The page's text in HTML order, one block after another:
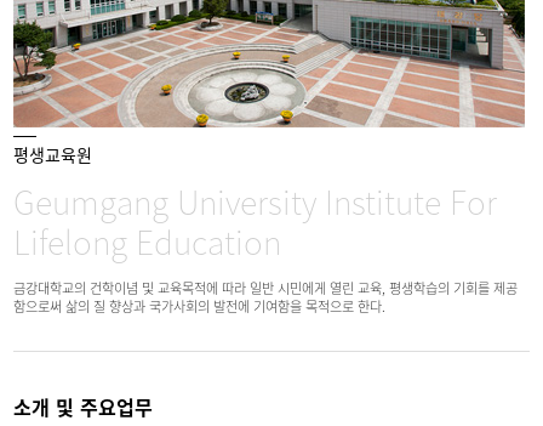
평생교육원
Geumgang University Institute For
Lifelong Education
금강대학교의 건학이념 및 교육목적에 따라 일반 시민에게 열린 교육, 평생학습의 기회를 제공
함으로써 삶의 질 향상과 국가사회의 발전에 기여함을 목적으로 한다.
소개 및 주요업무